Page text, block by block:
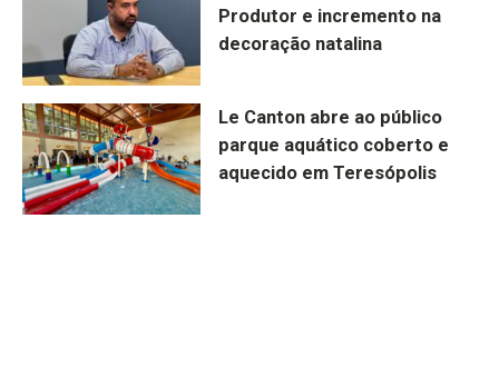
Produtor e incremento na
decoração natalina
Le Canton abre ao público
parque aquático coberto e
aquecido em Teresópolis